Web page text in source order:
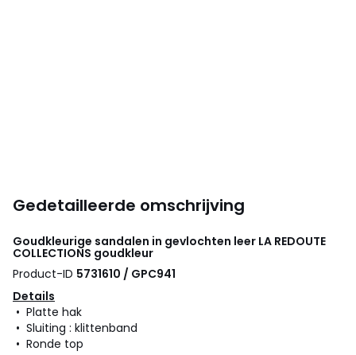
Gedetailleerde omschrijving
Goudkleurige sandalen in gevlochten leer LA REDOUTE
COLLECTIONS goudkleur
Product-ID 5731610 / GPC941
Details
• Platte hak
• Sluiting : klittenband
• Ronde top